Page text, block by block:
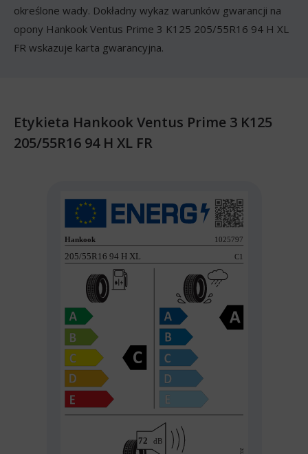
określone wady. Dokładny wykaz warunków gwarancji na
opony Hankook Ventus Prime 3 K125 205/55R16 94 H XL
FR wskazuje karta gwarancyjna.
Etykieta Hankook Ventus Prime 3 K125
205/55R16 94 H XL FR